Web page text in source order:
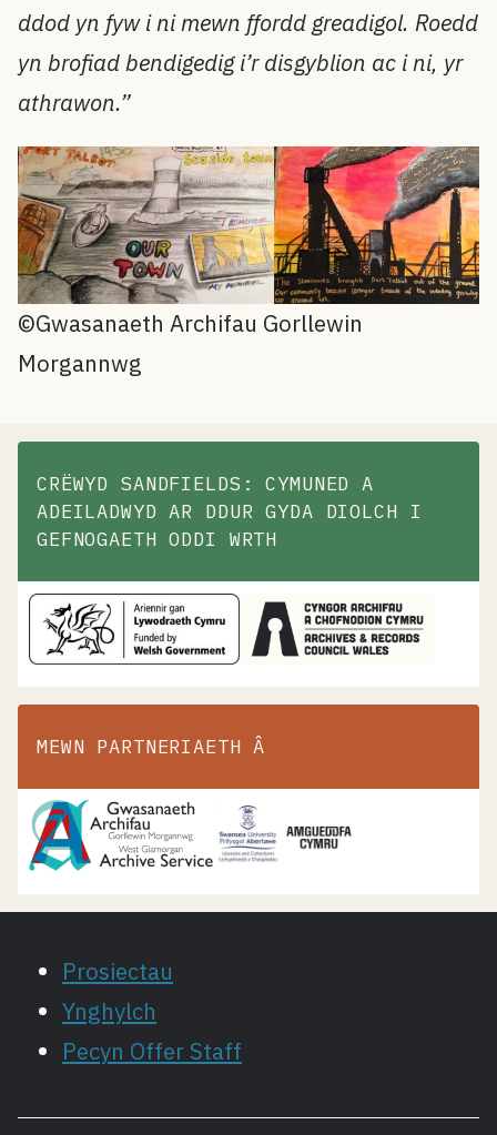
ddod yn fyw i ni mewn ffordd greadigol. Roedd
yn brofiad bendigedig i’r disgyblion ac i ni, yr
athrawon.”
©Gwasanaeth Archifau Gorllewin
Morgannwg
CRËWYD SANDFIELDS: CYMUNED A
ADEILADWYD AR DDUR GYDA DIOLCH I
GEFNOGAETH ODDI WRTH
MEWN PARTNERIAETH Â
Prosiectau
Ynghylch
Pecyn Offer Staff